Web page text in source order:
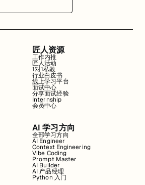
匠人资源
工作内推
匠人活动
1对1私教
行业白皮书
线上学习平台
面试中心
分享面试经验
Internship
会员中心
AI 学习方向
全部学习方向
AI Engineer
Context Engineering
Vibe Coding
Prompt Master
AI Builder
AI 产品经理
Python 入门